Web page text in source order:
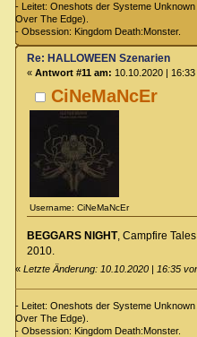
- Leitet: Oneshots der Systeme
Over The Edge).
- Obsession: Kingdom Death:Monster.
CiNeMaNcEr
Username: CiNeMaNcEr
Re: HALLOWEEN Szenarien
« Antwort #11 am: 10.10.2020 | 16:33
BEGGARS NIGHT, Campfire
2010.
«Letzte Änderung: 10.10.2020 | 16:35
- Leitet: Oneshots der Systeme
Over The Edge).
- Obsession: Kingdom Death:Monster.